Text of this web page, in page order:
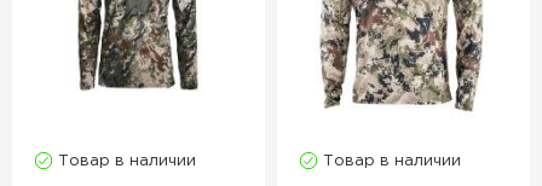
Товар в наличии Товар в наличии